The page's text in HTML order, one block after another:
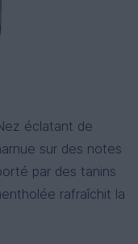
éclatant de
sur des notes
par des tanins
rafraîchit la